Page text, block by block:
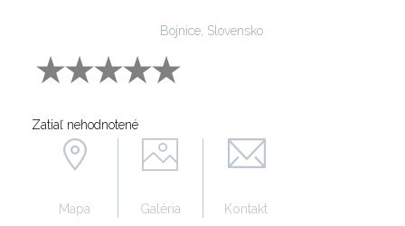
Bojnice, Slovensko
Zatiaľ nehodnotené
Mapa Galéria Kontakt